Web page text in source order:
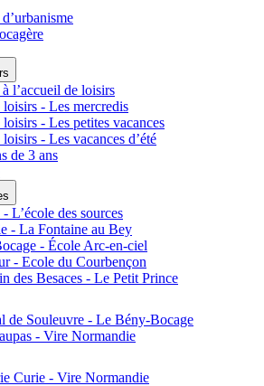
l’accueil de loisirs
- Les mercredis
- Les petites vacances
- Les vacances d’été
de 3 ans
L’école des sources
- La Fontaine au Bey
- École Arc-en-ciel
- Ecole du Courbençon
des Besaces - Le Petit Prince
de Souleuvre - Le Bény-Bocage
- Vire Normandie
Curie - Vire Normandie